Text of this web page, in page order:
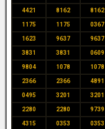
4421 8162 8162
1175 1175 0367
1623 9637 9637
3831 3831 0609
9804 1078 1078
2366 2366 4891
0495 3201 3201
2280 2280 9739
4315 0353 0353